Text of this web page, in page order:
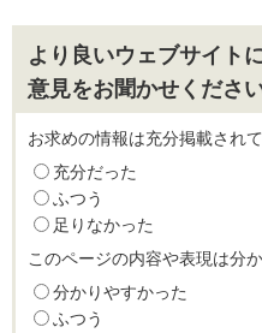
より良いウェブサイト
意見をお聞かせくださ
お求めの情報は充分掲載され
充分だった
ふつう
足りなかった
このページの内容や表現は分
分かりやすかった
ふつう